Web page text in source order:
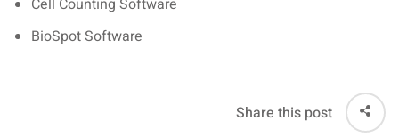
Cell Counting Software
BioSpot Software
Share this post